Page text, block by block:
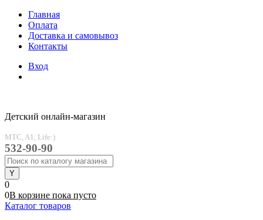
Главная
Оплата
Доставка и самовывоз
Контакты
Вход
Детский онлайн-магазин
MTC, A1, Life:)
532-90-90
0
0В корзине пока пусто
Каталог товаров